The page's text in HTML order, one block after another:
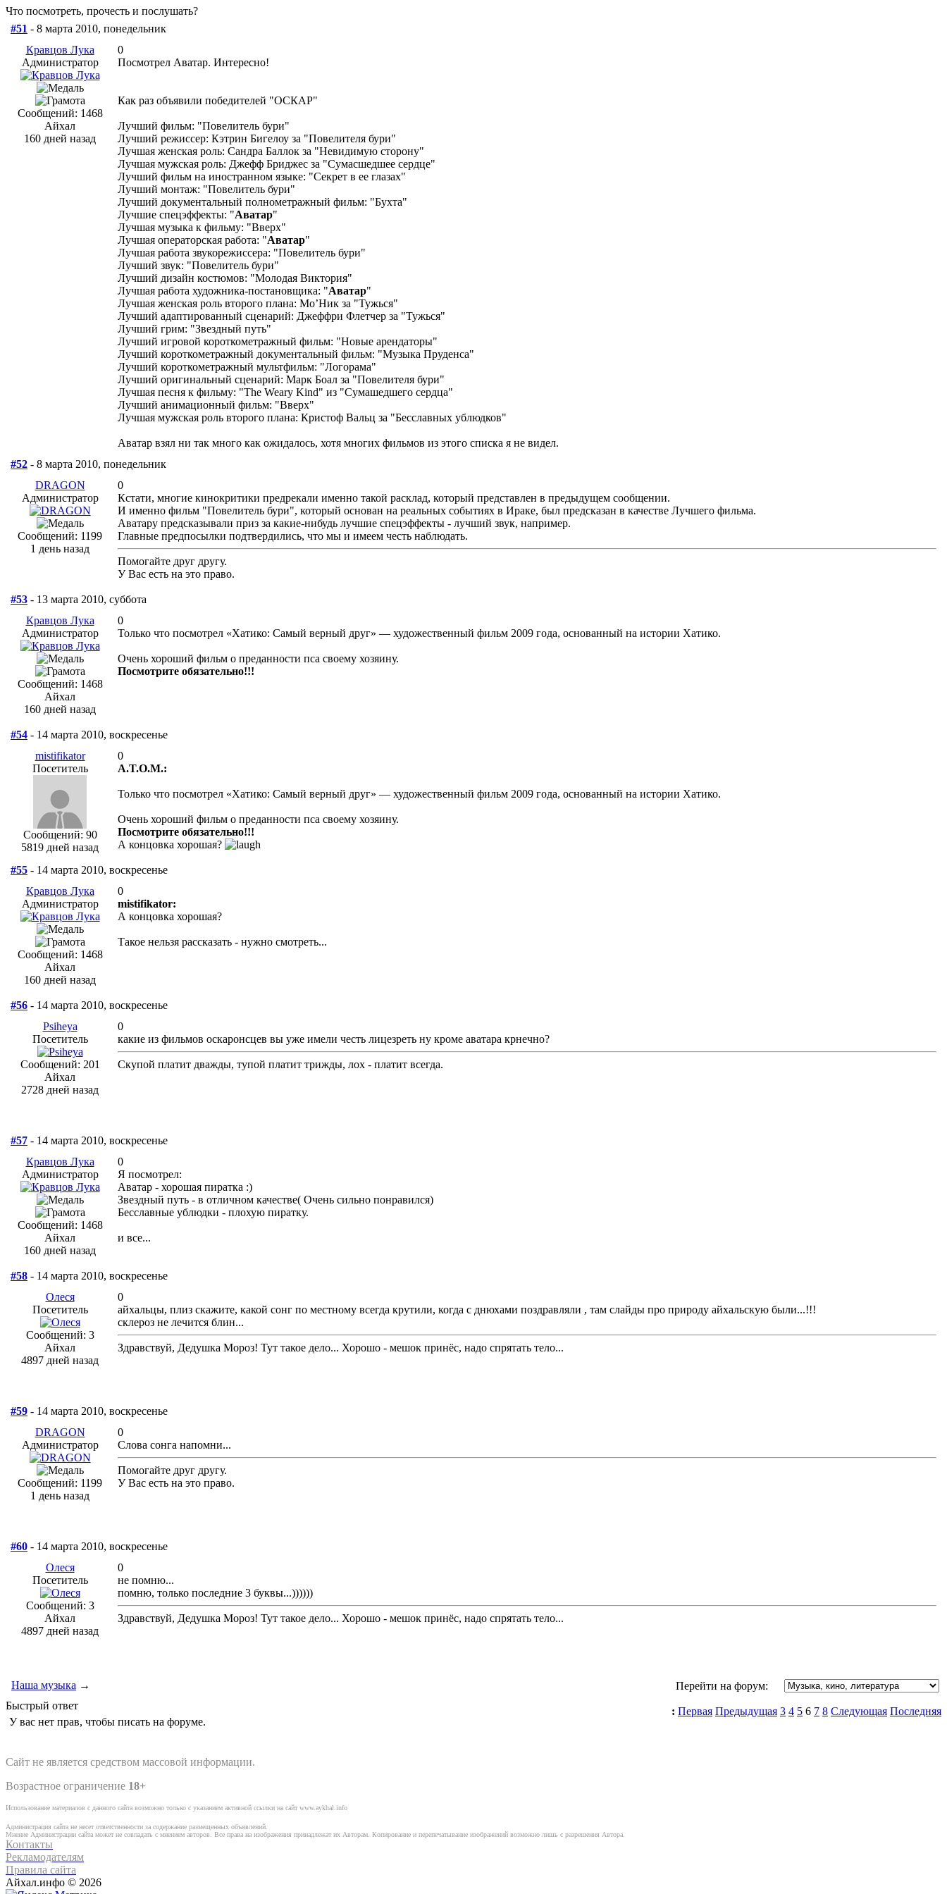
Что посмотреть, прочесть и послушать?
#51 - 8 марта 2010, понедельник
Кравцов Лука
Администратор
Сообщений: 1468
Айхал
160 дней назад
0
Посмотрел Аватар. Интересно!
Как раз объявили победителей "ОСКАР"
Лучший фильм: "Повелитель бури"
Лучший режиссер: Кэтрин Бигелоу за "Повелителя бури"
Лучшая женская роль: Сандра Баллок за "Невидимую сторону"
Лучшая мужская роль: Джефф Бриджес за "Сумасшедшее сердце"
Лучший фильм на иностранном языке: "Секрет в ее глазах"
Лучший монтаж: "Повелитель бури"
Лучший документальный полнометражный фильм: "Бухта"
Лучшие спецэффекты: "Аватар"
Лучшая музыка к фильму: "Вверх"
Лучшая операторская работа: "Аватар"
Лучшая работа звукорежиссера: "Повелитель бури"
Лучший звук: "Повелитель бури"
Лучший дизайн костюмов: "Молодая Виктория"
Лучшая работа художника-постановщика: "Аватар"
Лучшая женская роль второго плана: Мо’Ник за "Тужься"
Лучший адаптированный сценарий: Джеффри Флетчер за "Тужься"
Лучший грим: "Звездный путь"
Лучший игровой короткометражный фильм: "Новые арендаторы"
Лучший короткометражный документальный фильм: "Музыка Пруденса"
Лучший короткометражный мультфильм: "Логорама"
Лучший оригинальный сценарий: Марк Боал за "Повелителя бури"
Лучшая песня к фильму: "The Weary Kind" из "Сумашедшего сердца"
Лучший анимационный фильм: "Вверх"
Лучшая мужская роль второго плана: Кристоф Вальц за "Бесславных ублюдков"
Аватар взял ни так много как ожидалось, хотя многих фильмов из этого списка я не видел.
#52 - 8 марта 2010, понедельник
DRAGON
Администратор
Сообщений: 1199
1 день назад
0
Кстати, многие кинокритики предрекали именно такой расклад, который представлен в предыдущем сообщении.
И именно фильм "Повелитель бури", который основан на реальных событиях в Ираке, был предсказан в качестве Лучшего фильма.
Аватару предсказывали приз за какие-нибудь лучшие спецэффекты - лучший звук, например.
Главные предпосылки подтвердились, что мы и имеем честь наблюдать.
Помогайте друг другу.
У Вас есть на это право.
#53 - 13 марта 2010, суббота
Кравцов Лука
Администратор
Сообщений: 1468
Айхал
160 дней назад
0
Только что посмотрел «Хатико: Самый верный друг» — художественный фильм 2009 года, основанный на истории Хатико.
Очень хороший фильм о преданности пса своему хозяину.
Посмотрите обязательно!!!
#54 - 14 марта 2010, воскресенье
mistifikator
Посетитель
Сообщений: 90
5819 дней назад
0
A.T.O.M.:
Только что посмотрел «Хатико: Самый верный друг» — художественный фильм 2009 года, основанный на истории Хатико.
Очень хороший фильм о преданности пса своему хозяину.
Посмотрите обязательно!!!
А концовка хорошая?
#55 - 14 марта 2010, воскресенье
Кравцов Лука
Администратор
Сообщений: 1468
Айхал
160 дней назад
0
mistifikator:
А концовка хорошая?
Такое нельзя рассказать - нужно смотреть...
#56 - 14 марта 2010, воскресенье
Psiheya
Посетитель
Сообщений: 201
Айхал
2728 дней назад
0
какие из фильмов оскаронсцев вы уже имели честь лицезреть ну кроме аватара крнечно?
Скупой платит дважды, тупой платит трижды, лох - платит всегда.
#57 - 14 марта 2010, воскресенье
Кравцов Лука
Администратор
Сообщений: 1468
Айхал
160 дней назад
0
Я посмотрел:
Аватар - хорошая пиратка :)
Звездный путь - в отличном качестве( Очень сильно понравился)
Бесславные ублюдки - плохую пиратку.
и все...
#58 - 14 марта 2010, воскресенье
Олеся
Посетитель
Сообщений: 3
Айхал
4897 дней назад
0
айхальцы, плиз скажите, какой сонг по местному всегда крутили, когда с днюхами поздравляли , там слайды про природу айхальскую были...!!!
склероз не лечится блин...
Здравствуй, Дедушка Мороз! Тут такое дело... Хорошо - мешок принёс, надо спрятать тело...
#59 - 14 марта 2010, воскресенье
DRAGON
Администратор
Сообщений: 1199
1 день назад
0
Слова сонга напомни...
Помогайте друг другу.
У Вас есть на это право.
#60 - 14 марта 2010, воскресенье
Олеся
Посетитель
Сообщений: 3
Айхал
4897 дней назад
0
не помню...
помню, только последние 3 буквы...))))))
Здравствуй, Дедушка Мороз! Тут такое дело... Хорошо - мешок принёс, надо спрятать тело...
Наша музыка → Перейти на форум:
: Первая Предыдущая 3 4 5 6 7 8 Следующая Последняя
Быстрый ответ
У вас нет прав, чтобы писать на форуме.
Сайт не является средством массовой информации.
Возрастное ограничение 18+
Использование материалов с данного сайта возможно только с указанием активной ссылки на сайт www.aykhal.info
Администрация сайта не несет ответственности за содержание размещенных объявлений.
Мнение Администрации сайта может не совпадать с мнением авторов. Все права на изображения принадлежат их Авторам. Копирование и перепечатывание изображений возможно лишь с разрешения Автора.
Контакты
Рекламодателям
Правила сайта
Айхал.инфо © 2026